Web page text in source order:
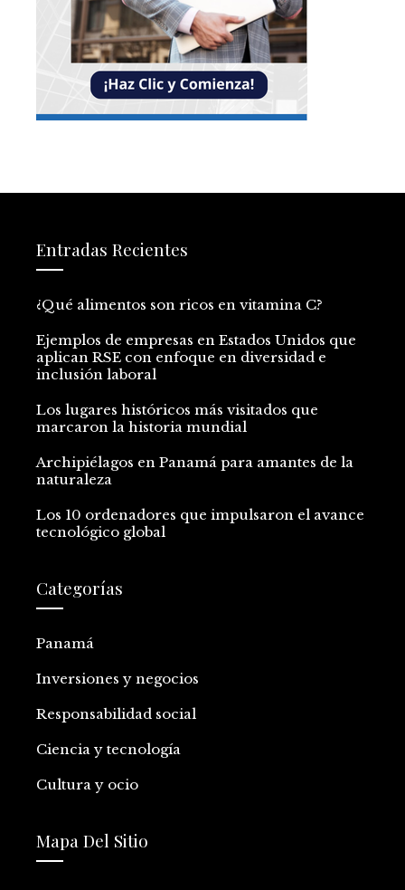
Entradas Recientes
¿Qué alimentos son ricos en vitamina C?
Ejemplos de empresas en Estados Unidos que
aplican RSE con enfoque en diversidad e
inclusión laboral
Los lugares históricos más visitados que
marcaron la historia mundial
Archipiélagos en Panamá para amantes de la
naturaleza
Los 10 ordenadores que impulsaron el avance
tecnológico global
Categorías
Panamá
Inversiones y negocios
Responsabilidad social
Ciencia y tecnología
Cultura y ocio
Mapa Del Sitio